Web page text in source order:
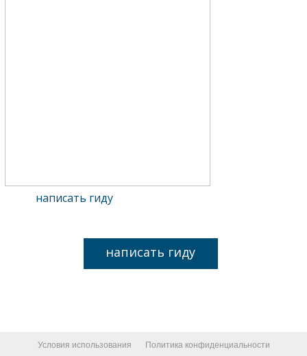
написать гиду
написать гиду
Условия использования Политика конфиденциальности